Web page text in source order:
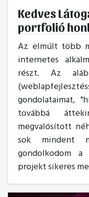
Kedves
portfolió
Az elmúlt több
internetes
részt. Az
gondolataimat,
továbbá
megvalósított
sok mindent
gondolkodom a
projekt sikeres